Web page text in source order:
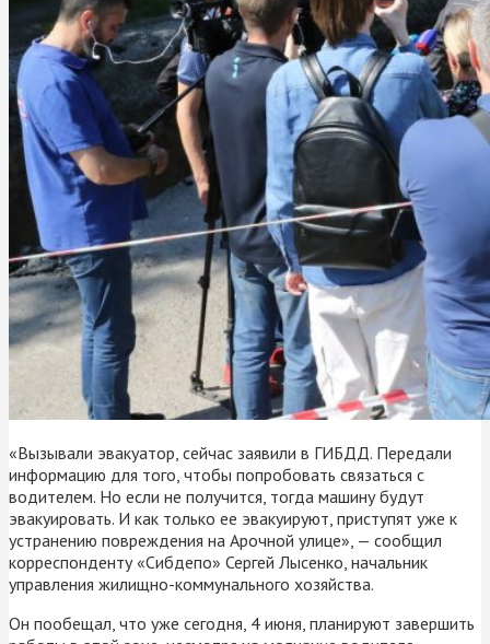
«Вызывали эвакуатор, сейчас заявили в ГИБДД. Передали
информацию для того, чтобы попробовать связаться с
водителем. Но если не получится, тогда машину будут
эвакуировать. И как только ее эвакуируют, приступят уже к
устранению повреждения на Арочной улице», — сообщил
корреспонденту «Сибдепо» Сергей Лысенко, начальник
управления жилищно-коммунального хозяйства.
Он пообещал, что уже сегодня, 4 июня, планируют завершить